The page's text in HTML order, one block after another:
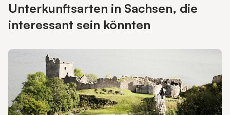
Unterkunftsarten in Sachsen, die
interessant sein könnten